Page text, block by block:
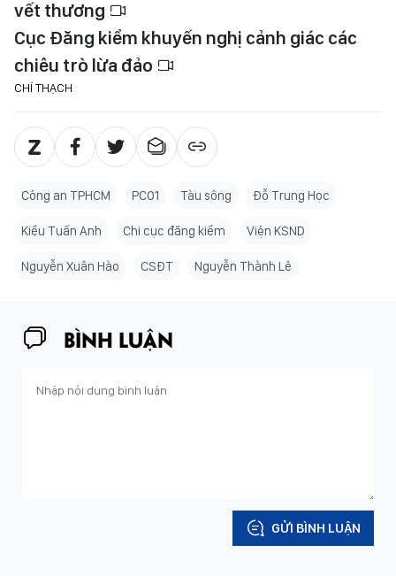
vết thương
Cục Đăng kiểm khuyến nghị cảnh giác các
chiêu trò lừa đảo
CHÍ THẠCH
Công an TPHCM PC01 Tàu sông Đỗ Trung Học
Kiều Tuấn Anh Chi cục đăng kiểm Viện KSND
Nguyễn Xuân Hào CSĐT Nguyễn Thành Lê
BÌNH LUẬN
GỬI BÌNH LUẬN